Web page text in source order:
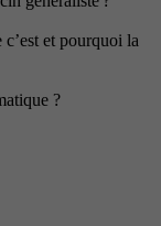
c’est et pourquoi la
?